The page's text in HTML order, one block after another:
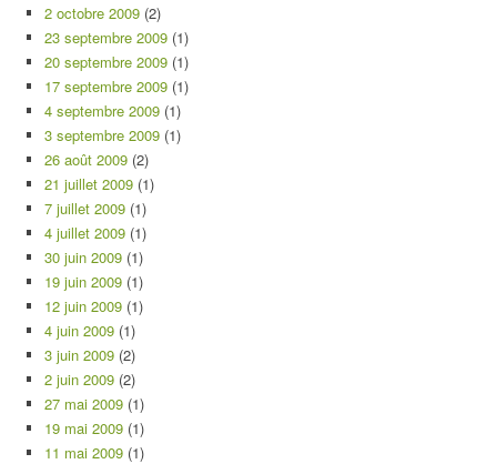
2 octobre 2009 (2)
23 septembre 2009 (1)
20 septembre 2009 (1)
17 septembre 2009 (1)
4 septembre 2009 (1)
3 septembre 2009 (1)
26 août 2009 (2)
21 juillet 2009 (1)
7 juillet 2009 (1)
4 juillet 2009 (1)
30 juin 2009 (1)
19 juin 2009 (1)
12 juin 2009 (1)
4 juin 2009 (1)
3 juin 2009 (2)
2 juin 2009 (2)
27 mai 2009 (1)
19 mai 2009 (1)
11 mai 2009 (1)